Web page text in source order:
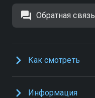
Обратная связь
Как смотреть
Информация